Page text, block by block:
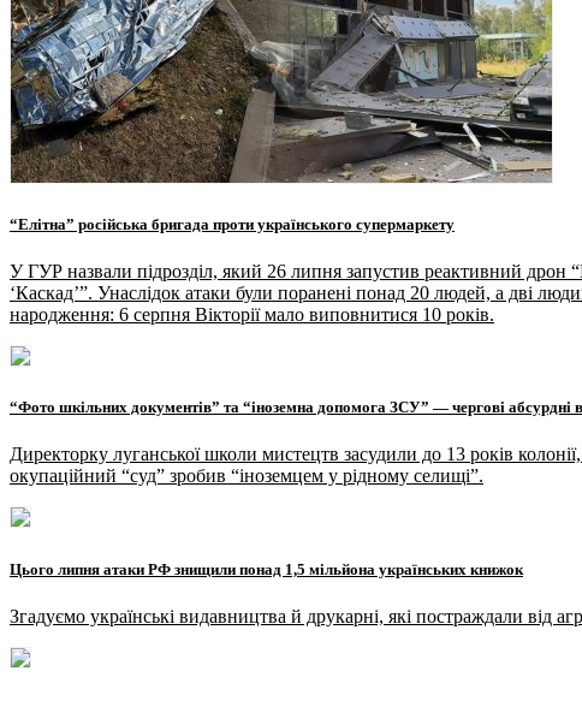
“Елітна” російська бригада проти українського супермаркету
У ГУР назвали підрозділ, який 26 липня запустив реактивний дрон
‘Каскад’”. Унаслідок атаки були поранені понад 20 людей, а дві
народження: 6 серпня Вікторії мало виповнитися 10 років.
“Фото шкільних документів” та “іноземна допомога ЗСУ” — чергові абсурдні
Директорку луганської школи мистецтв засудили до 13 років
окупаційний “суд” зробив “іноземцем у рідному селищі”.
Цього липня атаки РФ знищили понад 1,5 мільйона українських книжок
Згадуємо українські видавництва й друкарні, які постраждали від